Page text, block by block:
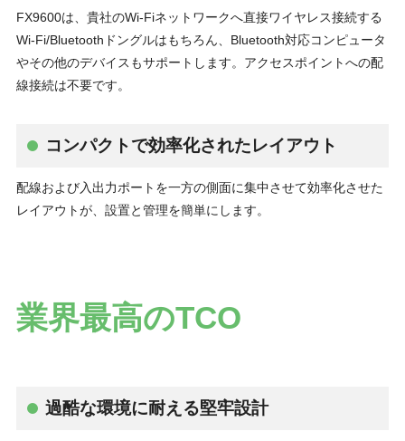
FX9600は、貴社のWi-Fiネットワークへ直接ワイヤレス接続する
Wi-Fi/Bluetoothドングルはもちろん、Bluetooth対応コンピュータ
やその他のデバイスもサポートします。アクセスポイントへの配
線接続は不要です。
コンパクトで効率化されたレイアウト
配線および入出力ポートを一方の側面に集中させて効率化させた
レイアウトが、設置と管理を簡単にします。
業界最高のTCO
過酷な環境に耐える堅牢設計